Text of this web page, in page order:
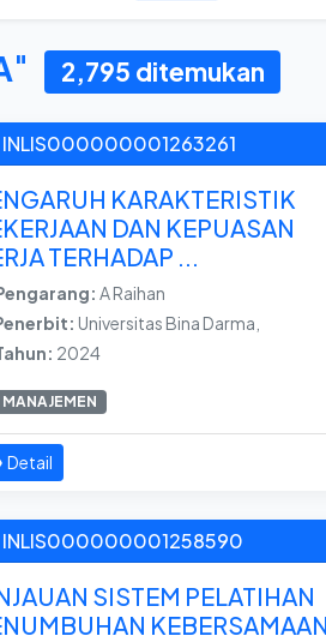
" 2,795 ditemukan
INLIS000000001263261
KARAKTERISTIK
DAN KEPUASAN
TERHADAP ...
A Raihan
Universitas Bina Darma,
2024
MANAJEMEN
Detail
INLIS000000001258590
SISTEM PELATIHAN
KEBERSAMAAN